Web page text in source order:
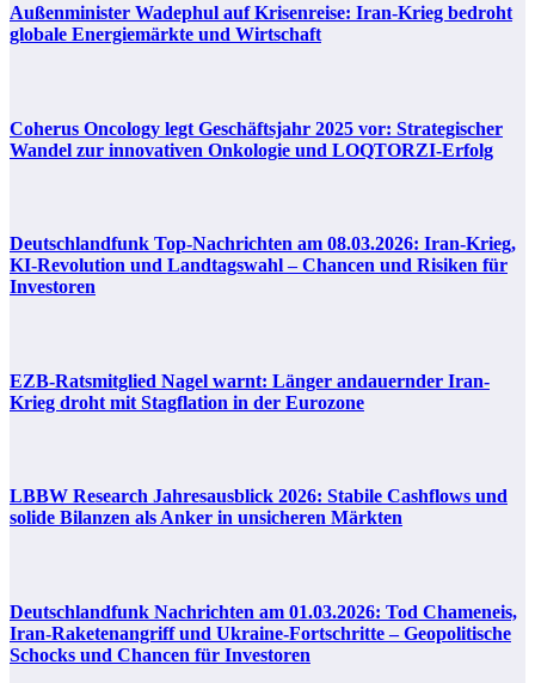
Außenminister Wadephul auf Krisenreise: Iran-Krieg bedroht
globale Energiemärkte und Wirtschaft
Coherus Oncology legt Geschäftsjahr 2025 vor: Strategischer
Wandel zur innovativen Onkologie und LOQTORZI-Erfolg
Deutschlandfunk Top-Nachrichten am 08.03.2026: Iran-Krieg,
KI-Revolution und Landtagswahl – Chancen und Risiken für
Investoren
EZB-Ratsmitglied Nagel warnt: Länger andauernder Iran-
Krieg droht mit Stagflation in der Eurozone
LBBW Research Jahresausblick 2026: Stabile Cashflows und
solide Bilanzen als Anker in unsicheren Märkten
Deutschlandfunk Nachrichten am 01.03.2026: Tod Chameneis,
Iran-Raketenangriff und Ukraine-Fortschritte – Geopolitische
Schocks und Chancen für Investoren